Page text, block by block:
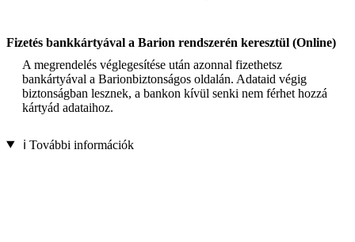
Fizetés bankkártyával a Barion rendszerén keresztül (Online)
A megrendelés véglegesítése után azonnal fizethetsz
bankártyával a Barionbiztonságos oldalán. Adataid végig
biztonságban lesznek, a bankon kívül senki nem férhet hozzá
kártyád adataihoz.
ℹ️ További információk